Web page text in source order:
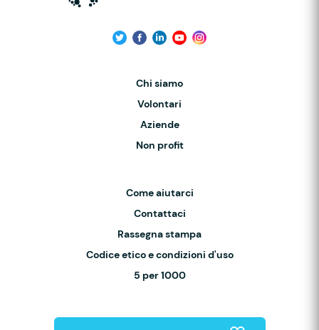
Chi siamo
Volontari
Aziende
Non profit
Come aiutarci
Contattaci
Rassegna stampa
Codice etico e condizioni d'uso
5 per 1000